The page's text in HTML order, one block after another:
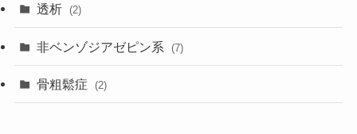
透析 (2)
非ベンゾジアゼピン系 (7)
骨粗鬆症 (2)